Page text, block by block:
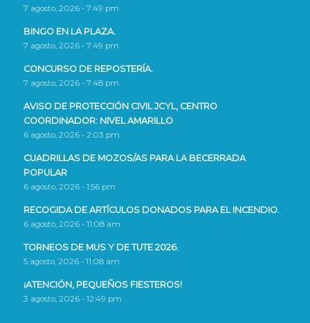
7 agosto, 2026 - 7:49 pm
BINGO EN LA PLAZA.
7 agosto, 2026 - 7:49 pm
CONCURSO DE REPOSTERÍA.
7 agosto, 2026 - 7:48 pm
AVISO DE PROTECCIÓN CIVIL JCYL, CENTRO
COORDINADOR: NIVEL AMARILLO
6 agosto, 2026 - 2:03 pm
CUADRILLAS DE MOZOS/AS PARA LA BECERRADA
POPULAR
6 agosto, 2026 - 1:56 pm
RECOGIDA DE ARTÍCULOS DONADOS PARA EL INCENDIO.
6 agosto, 2026 - 11:08 am
TORNEOS DE MUS Y DE TUTE 2026.
5 agosto, 2026 - 11:08 am
¡ATENCIÓN, PEQUEÑOS FIESTEROS!
3 agosto, 2026 - 12:49 pm